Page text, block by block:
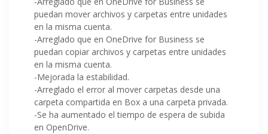
puedan mover archivos y carpetas entre unidades
en la misma cuenta.
-Arreglado que en OneDrive for Business se
puedan copiar archivos y carpetas entre unidades
en la misma cuenta.
-Mejorada la estabilidad.
-Arreglado el error al mover carpetas desde una
carpeta compartida en Box a una carpeta privada.
-Se ha aumentado el tiempo de espera de subida
en OpenDrive.